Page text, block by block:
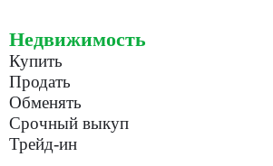
Недвижимость
Купить
Продать
Обменять
Срочный выкуп
Трейд-ин